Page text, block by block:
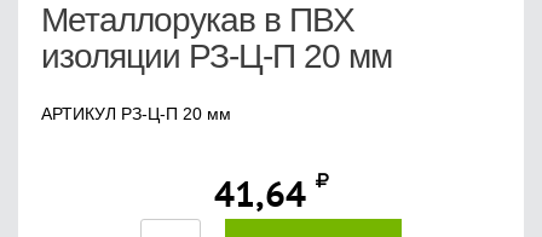
Металлорукав в ПВХ
изоляции РЗ-Ц-П 20 мм
АРТИКУЛ РЗ-Ц-П 20 мм
41,64